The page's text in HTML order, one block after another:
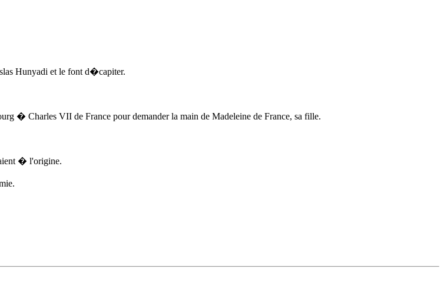
Hunyadi et le font d�capiter.
� Charles VII de France pour demander la main de Madeleine de France, sa fille.
� l'origine.